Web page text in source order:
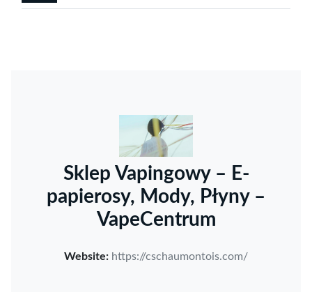
Sklep Vapingowy – E-
papierosy, Mody, Płyny –
VapeCentrum
Website: https://cschaumontois.com/